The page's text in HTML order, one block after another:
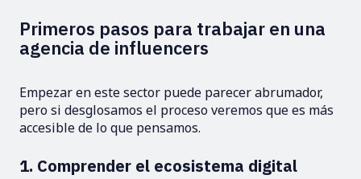
Primeros pasos para trabajar en una
agencia de influencers
Empezar en este sector puede parecer abrumador,
pero si desglosamos el proceso veremos que es más
accesible de lo que pensamos.
1. Comprender el ecosistema digital